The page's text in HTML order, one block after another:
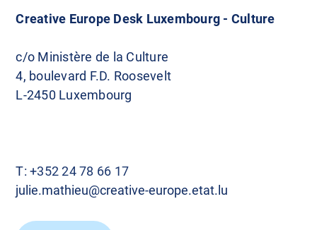
Creative Europe Desk Luxembourg - Culture
c/o Ministère de la Culture
4, boulevard F.D. Roosevelt
L-2450 Luxembourg
T:+352 24 78 66 17
julie.mathieu@creative-europe.etat.lu